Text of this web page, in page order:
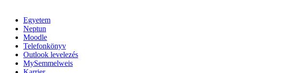
Egyetem
Neptun
Moodle
Telefonkönyv
Outlook levelezés
MySemmelweis